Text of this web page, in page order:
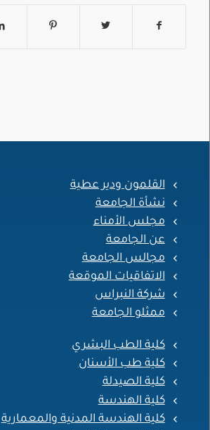
القلمون ودير عطية
نشأة الجامعة
مجلس الأمناء
عن الجامعة
مجالس الجامعة
الاتفاقيات الموقعة
شركة النبراس
ممثلو الجامعة
كلية الطب البشري
كلية طب الأسنان
كلية الصيدلة
كلية الهندسة
كلية الهندسة المدنية والمعمارية